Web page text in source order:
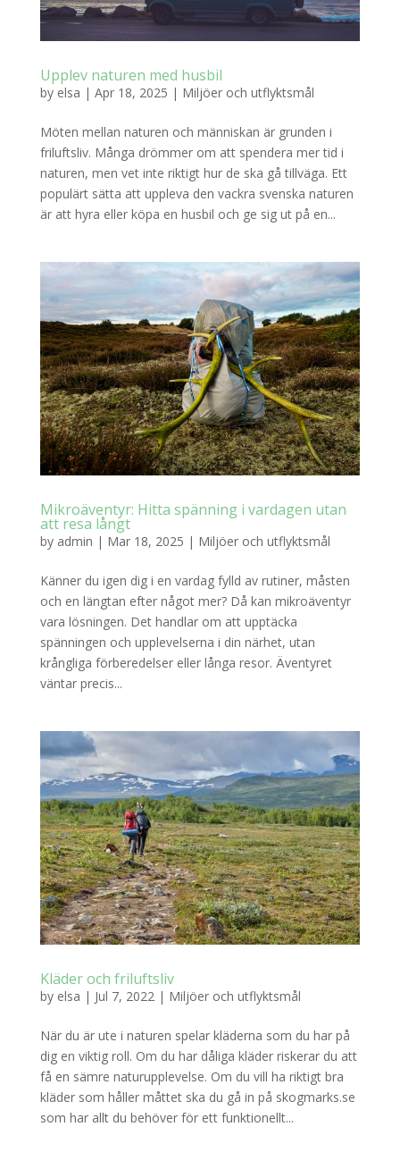
Upplev naturen med husbil
by elsa | Apr 18, 2025 | Miljöer och utflyktsmål
Möten mellan naturen och människan är grunden i
friluftsliv. Många drömmer om att spendera mer tid i
naturen, men vet inte riktigt hur de ska gå tillväga. Ett
populärt sätta att uppleva den vackra svenska naturen
är att hyra eller köpa en husbil och ge sig ut på en...
Mikroäventyr: Hitta spänning i vardagen utan
att resa långt
by admin | Mar 18, 2025 | Miljöer och utflyktsmål
Känner du igen dig i en vardag fylld av rutiner, måsten
och en längtan efter något mer? Då kan mikroäventyr
vara lösningen. Det handlar om att upptäcka
spänningen och upplevelserna i din närhet, utan
krångliga förberedelser eller långa resor. Äventyret
väntar precis...
Kläder och friluftsliv
by elsa | Jul 7, 2022 | Miljöer och utflyktsmål
När du är ute i naturen spelar kläderna som du har på
dig en viktig roll. Om du har dåliga kläder riskerar du att
få en sämre naturupplevelse. Om du vill ha riktigt bra
kläder som håller måttet ska du gå in på skogmarks.se
som har allt du behöver för ett funktionellt...